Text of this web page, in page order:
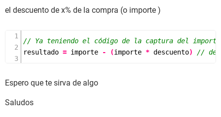
el descuento de x% de la compra (o importe )
// Ya teniendo el código de la captura del
resultado = importe - (importe * descuento) //
Espero que te sirva de algo
Saludos